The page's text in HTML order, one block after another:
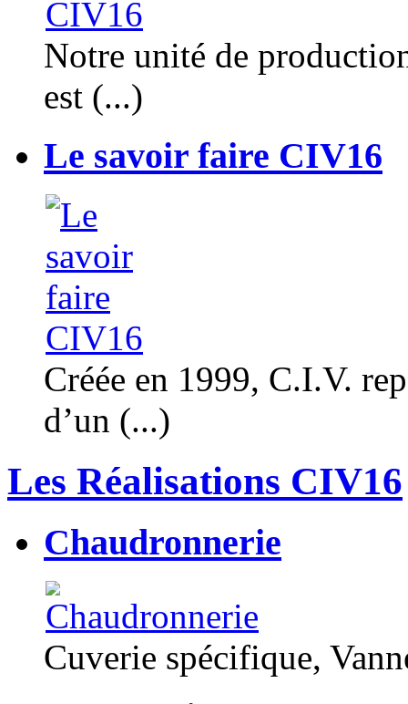
Notre unité de
est (...)
Le savoir faire CIV16
Créée en 1999, C.I.V.
d’un (...)
Les Réalisations CIV16
Chaudronnerie
Cuverie spécifique,